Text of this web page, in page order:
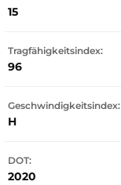
15
Tragfähigkeitsindex:
96
Geschwindigkeitsindex:
H
DOT:
2020